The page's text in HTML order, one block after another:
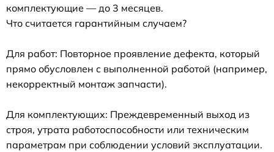
комплектующие — до 3 месяцев.
Что считается гарантийным случаем?
Для работ: Повторное проявление дефекта, который
прямо обусловлен с выполненной работой (например,
некорректный монтаж запчасти).
Для комплектующих: Преждевременный выход из
строя, утрата работоспособности или техническим
параметрам при соблюдении условий эксплуатации.